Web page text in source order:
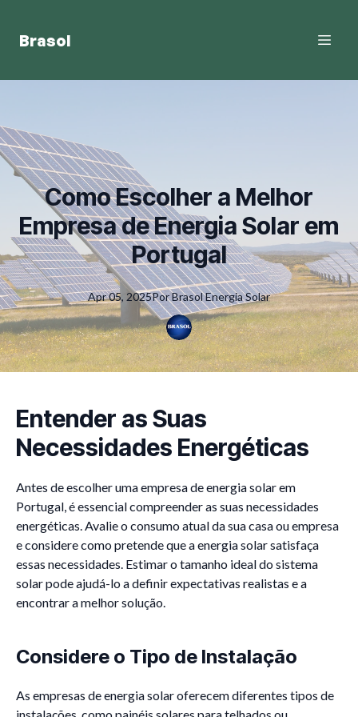
Brasol
Como Escolher a Melhor
Empresa de Energia Solar em
Portugal
Apr 05, 2025PorBrasolEnergia Solar
Entender as Suas
Necessidades Energéticas
Antes de escolher uma empresa de energia solar em
Portugal, é essencial compreender as suas necessidades
energéticas. Avalie o consumo atual da sua casa ou empresa
e considere como pretende que a energia solar satisfaça
essas necessidades. Estimar o tamanho ideal do sistema
solar pode ajudá-lo a definir expectativas realistas e a
encontrar a melhor solução.
Considere o Tipo de Instalação
As empresas de energia solar oferecem diferentes tipos de